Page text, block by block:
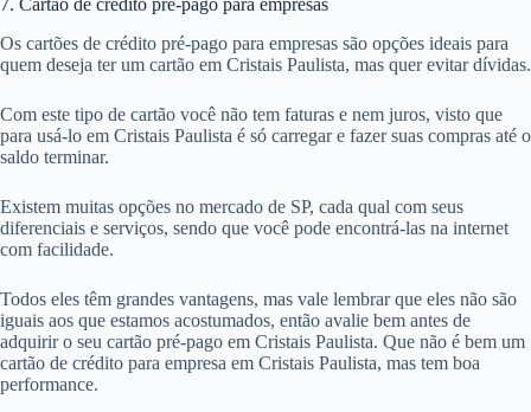
7. Cartão de crédito pré-pago para empresas
Os cartões de crédito pré-pago para empresas são opções ideais para
quem deseja ter um cartão em Cristais Paulista, mas quer evitar dívidas.
Com este tipo de cartão você não tem faturas e nem juros, visto que
para usá-lo em Cristais Paulista é só carregar e fazer suas compras até o
saldo terminar.
Existem muitas opções no mercado de SP, cada qual com seus
diferenciais e serviços, sendo que você pode encontrá-las na internet
com facilidade.
Todos eles têm grandes vantagens, mas vale lembrar que eles não são
iguais aos que estamos acostumados, então avalie bem antes de
adquirir o seu cartão pré-pago em Cristais Paulista. Que não é bem um
cartão de crédito para empresa em Cristais Paulista, mas tem boa
performance.